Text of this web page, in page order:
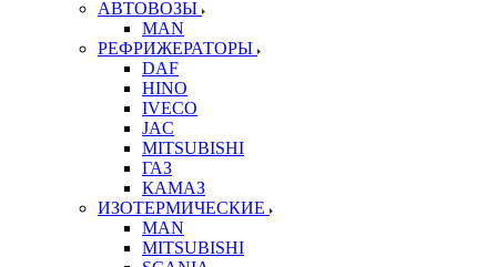
АВТОВОЗЫ
MAN
РЕФРИЖЕРАТОРЫ
DAF
HINO
IVECO
JAC
MITSUBISHI
ГАЗ
КАМАЗ
ИЗОТЕРМИЧЕСКИЕ
MAN
MITSUBISHI